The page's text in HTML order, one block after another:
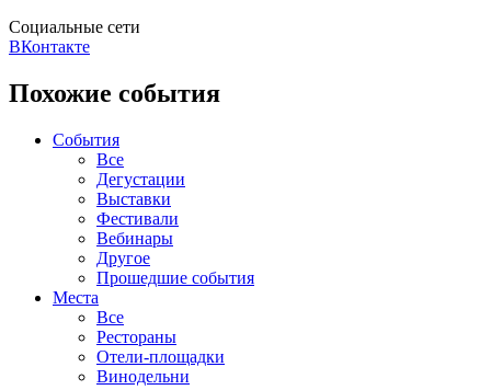
Социальные сети
ВКонтакте
Похожие события
События
Все
Дегустации
Выставки
Фестивали
Вебинары
Другое
Прошедшие события
Места
Все
Рестораны
Отели-площадки
Винодельни